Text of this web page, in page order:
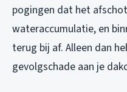
pogingen dat het
wateraccumulatie, en
terug bij af. Alleen dan
gevolgschade aan je